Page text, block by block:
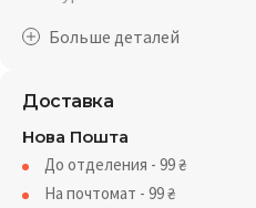
Доставка
Нова Пошта
До отделения - 99₴
На почтомат - 99₴